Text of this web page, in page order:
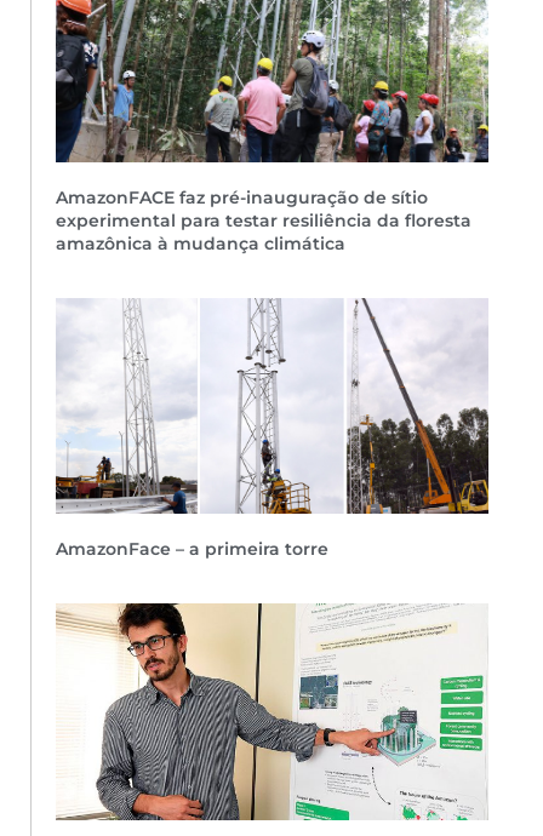
AmazonFACE faz pré-inauguração de sítio
experimental para testar resiliência da floresta
amazônica à mudança climática
AmazonFace – a primeira torre